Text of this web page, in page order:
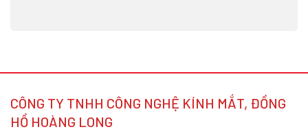
CÔNG TY TNHH CÔNG NGHỆ KÍNH MẮT, ĐỒNG
HỒ HOÀNG LONG